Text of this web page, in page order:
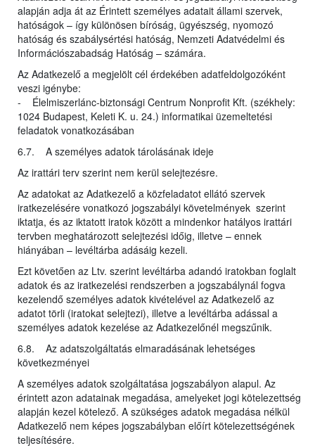
alapján adja át az Érintett személyes adatait állami szervek,
hatóságok – így különösen bíróság, ügyészség, nyomozó
hatóság és szabálysértési hatóság, Nemzeti Adatvédelmi és
Információszabadság Hatóság – számára.
Az Adatkezelő a megjelölt cél érdekében adatfeldolgozóként
veszi igénybe:
- Élelmiszerlánc-biztonsági Centrum Nonprofit Kft. (székhely:
1024 Budapest, Keleti K. u. 24.) informatikai üzemeltetési
feladatok vonatkozásában
6.7. A személyes adatok tárolásának ideje
Az irattári terv szerint nem kerül selejtezésre.
Az adatokat az Adatkezelő a közfeladatot ellátó szervek
iratkezelésére vonatkozó jogszabályi követelmények szerint
iktatja, és az iktatott iratok között a mindenkor hatályos irattári
tervben meghatározott selejtezési időig, illetve – ennek
hiányában – levéltárba adásáig kezeli.
Ezt követően az Ltv. szerint levéltárba adandó iratokban foglalt
adatok és az iratkezelési rendszerben a jogszabálynál fogva
kezelendő személyes adatok kivételével az Adatkezelő az
adatot törli (iratokat selejtezi), illetve a levéltárba adással a
személyes adatok kezelése az Adatkezelőnél megszűnik.
6.8. Az adatszolgáltatás elmaradásának lehetséges
következményei
A személyes adatok szolgáltatása jogszabályon alapul. Az
érintett azon adatainak megadása, amelyeket jogi kötelezettség
alapján kezel kötelező. A szükséges adatok megadása nélkül
Adatkezelő nem képes jogszabályban előírt kötelezettségének
teljesítésére.